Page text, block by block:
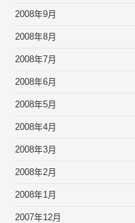
2008年9月
2008年8月
2008年7月
2008年6月
2008年5月
2008年4月
2008年3月
2008年2月
2008年1月
2007年12月